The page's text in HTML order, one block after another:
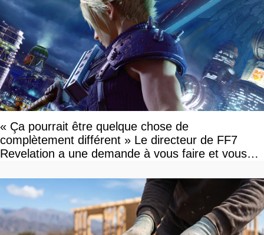
« Ça pourrait être quelque chose de
complètement différent » Le directeur de FF7
Revelation a une demande à vous faire et vous